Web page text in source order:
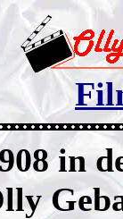
in